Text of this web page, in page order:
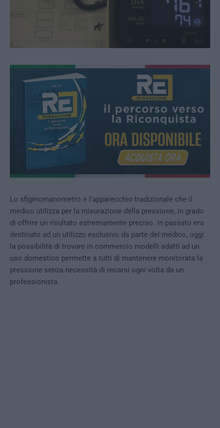
Lo sfigmomanometro è l’apparecchio tradizionale che il
medico utilizza per la misurazione della pressione, in grado
di offrire un risultato estremamente preciso. In passato era
destinato ad un utilizzo esclusivo da parte del medico, oggi
la possibilità di trovare in commercio modelli adatti ad un
uso domestico permette a tutti di mantenere monitorata la
pressione senza necessità di recarsi ogni volta da un
professionista.